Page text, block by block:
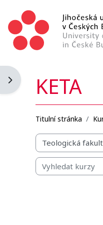
Otevřít panel bloku
KETA
Titulní stránka
Organizační
Vyhledat kurzy